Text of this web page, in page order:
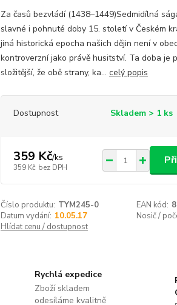
Za časů bezvládí (1438–1449)Sedmidílná
slavné i pohnuté doby 15. století v Českém
jiná historická epocha našich dějin není v
kontroverzní jako právě husitství. Ta doba je
složitější, že obě strany, ka... celý popis
Dostupnost Skladem > 1 ks
359 Kč/ks
359 Kč bez DPH
Číslo produktu: TYM245-0 EAN kód:
Datum vydání: 10.05.17 Nosič /
Hlídat cenu / dostupnost
Rychlá expedice
Zboží skladem
odesíláme kvalitně